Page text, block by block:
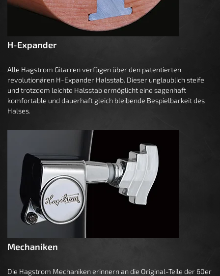
H-Expander
Alle Hagstrom Gitarren verfügen über den patentierten
revolutionären H-Expander Halsstab. Dieser unglaublich steife
und trotzdem leichte Halsstab ermöglicht eine sagenhaft
komfortable und dauerhaft gleich bleibende Bespielbarkeit des
Halses.
Mechaniken
Die Hagstrom Mechaniken erinnern an die Original-Teile der 60er